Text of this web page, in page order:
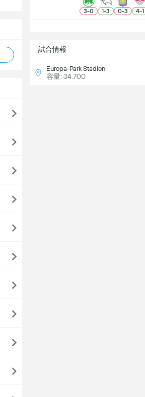
試合情報
Europa-Park Stadion
容量: 34,700
3-0 1-3 0-3 4-1